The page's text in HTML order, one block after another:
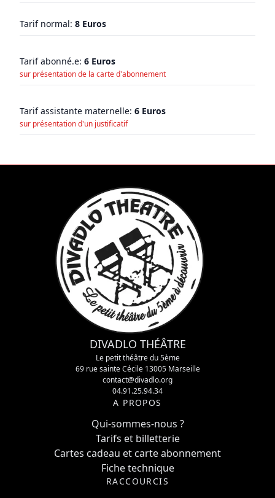
Tarif normal: 8 Euros
Tarif abonné.e: 6 Euros
sur présentation de la carte d'abonnement
Tarif assistante maternelle: 6 Euros
sur présentation d'un justificatif
DIVADLO THÉÂTRE
Le petit théâtre du 5ème
69 rue sainte Cécile 13005 Marseille
contact@divadlo.org
04.91.25.94.34
A PROPOS
Qui-sommes-nous ?
Tarifs et billetterie
Cartes cadeau et carte abonnement
Fiche technique
RACCOURCIS